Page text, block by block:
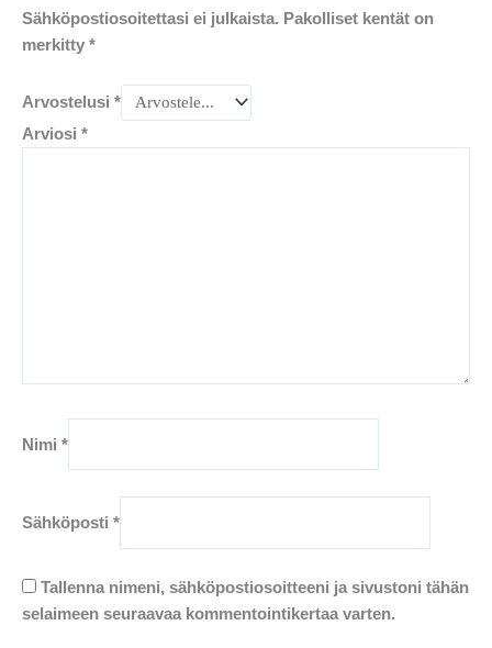
Sähköpostiosoitettasi ei julkaista. Pakolliset kentät on
merkitty *
Arvostelusi *
Arviosi *
Nimi *
Sähköposti *
Tallenna nimeni, sähköpostiosoitteeni ja sivustoni tähän
selaimeen seuraavaa kommentointikertaa varten.